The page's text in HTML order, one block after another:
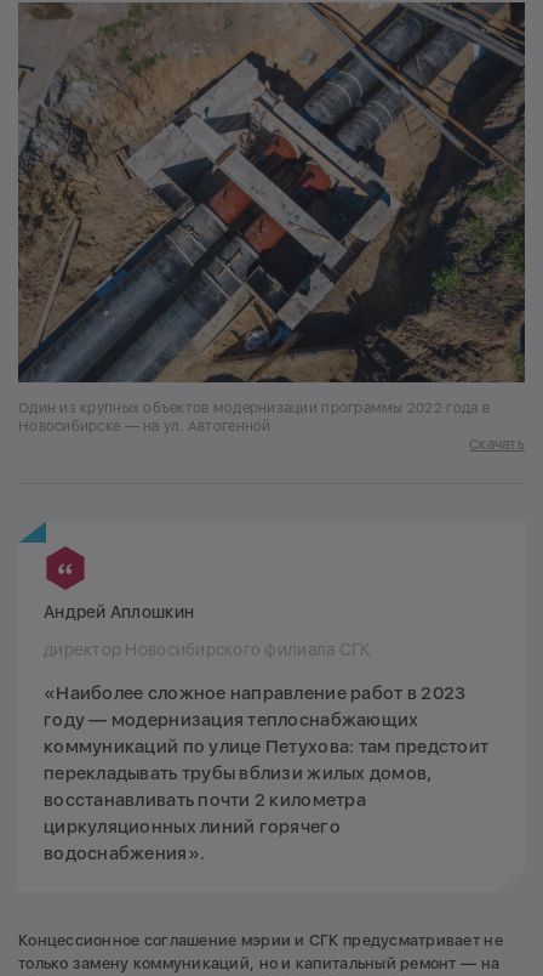
Один из крупных объектов модернизации программы 2022 года в
Новосибирске — на ул. Автогенной
Скачать
Андрей Аплошкин
директор Новосибирского филиала СГК
«Наиболее сложное направление работ в 2023
году — модернизация теплоснабжающих
коммуникаций по улице Петухова: там предстоит
перекладывать трубы вблизи жилых домов,
восстанавливать почти 2 километра
циркуляционных линий горячего
водоснабжения».
Концессионное соглашение мэрии и СГК предусматривает не
только замену коммуникаций, но и капитальный ремонт — на